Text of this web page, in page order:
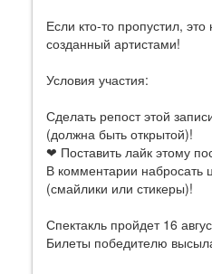
Если кто-то пропустил,
созданный артистами!
Условия участия:
Сделать репост этой
(должна быть открытой)!
❤ Поставить лайк этому
В комментарии набросать
(смайлики или стикеры)!
Спектакль пройдет 16
Билеты победителю